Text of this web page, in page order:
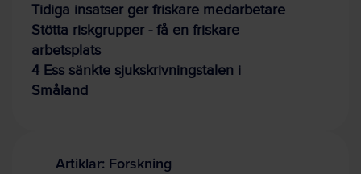
Tidiga insatser ger friskare medarbetare
Stötta riskgrupper - få en friskare
arbetsplats
4 Ess sänkte sjukskrivningstalen i
Småland
Artiklar: Forskning